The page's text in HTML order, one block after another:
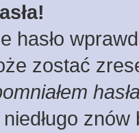
hasło
zostać